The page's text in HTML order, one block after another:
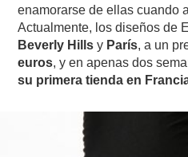
enamorarse de ellas cuando
Actualmente, los diseños de
Beverly Hills y París, a un
euros, y en apenas dos
su primera tienda en